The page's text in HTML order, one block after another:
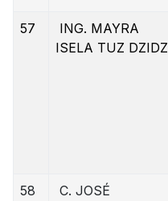
57
ING. MAYRA
ISELA TUZ DZIDZ
58
C. JOSÉ